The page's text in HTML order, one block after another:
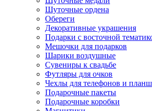
Шуточные ордена
Обереги
Декоративные украшения
Подарки с восточной
Мешочки для подарков
Шарики воздушные
Сувениры к свадьбе
Футляры для очков
Чехлы для телефонов и
Подарочные пакеты
Подарочные коробки